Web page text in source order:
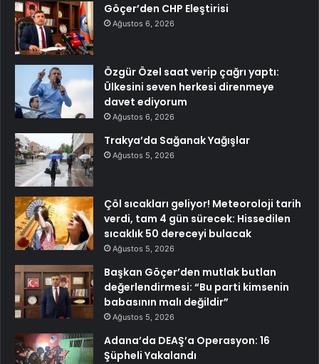
Göçer’den CHP Eleştirisi
Ağustos 6, 2026
Özgür Özel saat verip çağrı yaptı:
Ülkesini seven herkesi direnmeye
davet ediyorum
Ağustos 6, 2026
Trakya’da Sağanak Yağışlar
Ağustos 5, 2026
Çöl sıcakları geliyor! Meteoroloji tarih
verdi, tam 4 gün sürecek: Hissedilen
sıcaklık 50 dereceyi bulacak
Ağustos 5, 2026
Başkan Göçer’den mutlak butlan
değerlendirmesi: “Bu parti kimsenin
babasının malı değildir”
Ağustos 5, 2026
Adana’da DEAŞ’a Operasyon: 16
Şüpheli Yakalandı